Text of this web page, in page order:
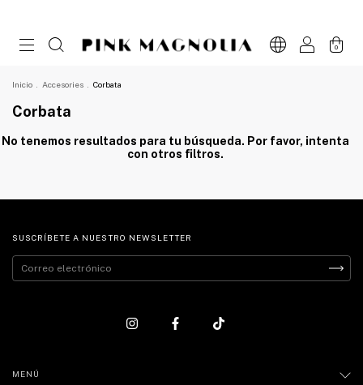
0
Inicio . Accesories . Corbata
Corbata
No tenemos resultados para tu búsqueda. Por favor, intenta
con otros filtros.
SUSCRÍBETE A NUESTRO NEWSLETTER
MENÚ